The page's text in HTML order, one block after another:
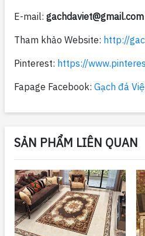
E-mail: gachdaviet@gmail.com
Tham khảo Website: http://
Pinterest: https://
Fapage Facebook: Gạch đá
SẢN PHẨM LIÊN QUAN